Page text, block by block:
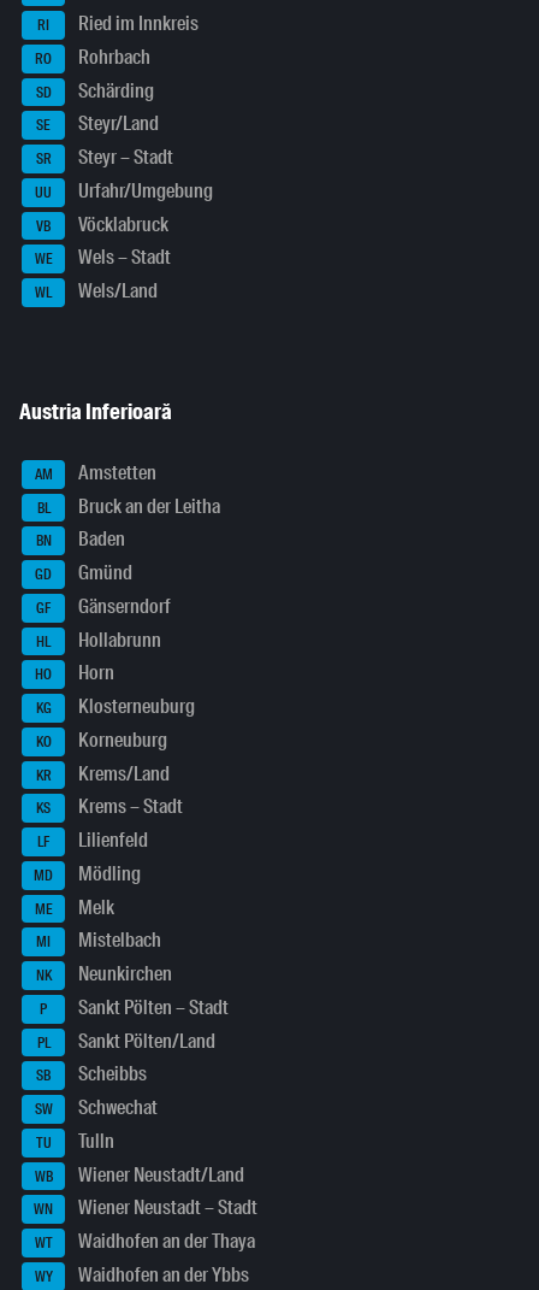
RI Ried im Innkreis
RO Rohrbach
SD Schärding
SE Steyr/Land
SR Steyr – Stadt
UU Urfahr/Umgebung
VB Vöcklabruck
WE Wels – Stadt
WL Wels/Land
Austria Inferioară
AM Amstetten
BL Bruck an der Leitha
BN Baden
GD Gmünd
GF Gänserndorf
HL Hollabrunn
HO Horn
KG Klosterneuburg
KO Korneuburg
KR Krems/Land
KS Krems – Stadt
LF Lilienfeld
MD Mödling
ME Melk
MI Mistelbach
NK Neunkirchen
P Sankt Pölten – Stadt
PL Sankt Pölten/Land
SB Scheibbs
SW Schwechat
TU Tulln
WB Wiener Neustadt/Land
WN Wiener Neustadt – Stadt
WT Waidhofen an der Thaya
WY Waidhofen an der Ybbs